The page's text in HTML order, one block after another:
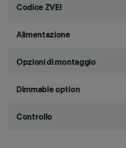
Codice ZVEI
Alimentazione
Opzioni di montaggio
Dimmable option
Controllo